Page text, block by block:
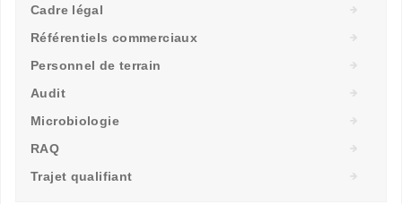
Cadre légal
Référentiels commerciaux
Personnel de terrain
Audit
Microbiologie
RAQ
Trajet qualifiant